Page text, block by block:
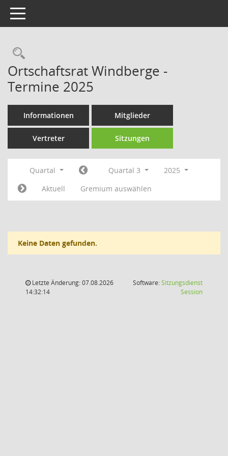
Toggle navigation
Rechercheauswahl
Ortschaftsrat Windberge -
Termine 2025
Informationen Mitglieder
Vertreter Sitzungen
Quartal Quartal 3
2025
Aktuell
Gremium auswählen
Keine Daten gefunden.
Letzte Änderung: 07.08.2026
14:32:14
Software:Sitzungsdienst
Session(Wird in